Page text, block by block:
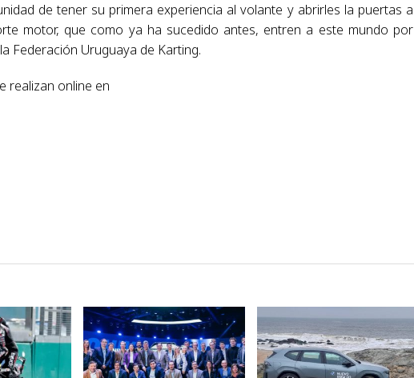
de tener su primera experiencia al volante y abrirles la puertas a
motor, que como ya ha sucedido antes, entren a este mundo por
Federación Uruguaya de Karting.
realizan online en
VER NOTA VER NOTA